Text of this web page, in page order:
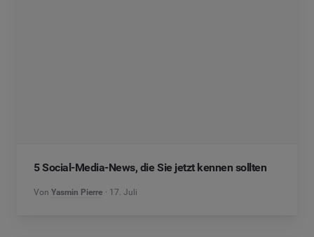
5 Social-Media-News, die Sie jetzt kennen sollten
Von Yasmin Pierre 17. Juli